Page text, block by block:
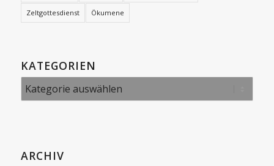
Zeltgottesdienst Ökumene
KATEGORIEN
Kategorien
ARCHIV